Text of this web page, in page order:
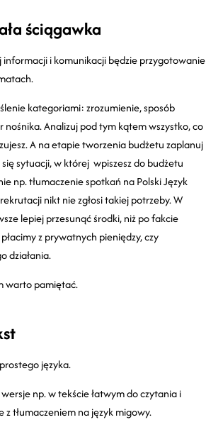
ściągawka
i komunikacji będzie przygotowanie
kategoriami: zrozumienie, sposób
Analizuj pod tym kątem wszystko, co
A na etapie tworzenia budżetu zaplanuj
sytuacji, w której wpiszesz do budżetu
np. tłumaczenie spotkań na Polski Język
nikt nie zgłosi takiej potrzeby. W
lepiej przesunąć środki, niż po fakcie
z prywatnych pieniędzy, czy
działania.
warto pamiętać.
języka.
np. w tekście łatwym do czytania i
z tłumaczeniem na język migowy.